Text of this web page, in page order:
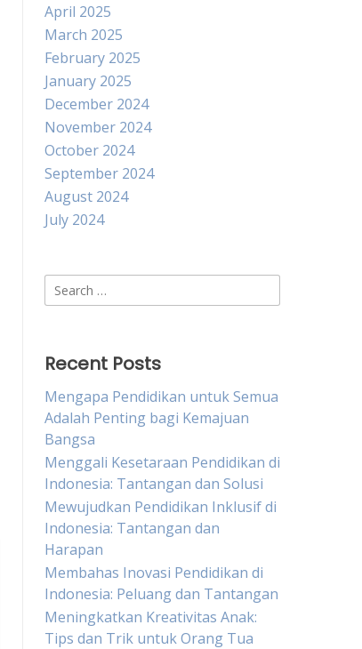
April 2025
March 2025
February 2025
January 2025
December 2024
November 2024
October 2024
September 2024
August 2024
July 2024
Search
for:
Recent Posts
Mengapa Pendidikan untuk Semua
Adalah Penting bagi Kemajuan
Bangsa
Menggali Kesetaraan Pendidikan di
Indonesia: Tantangan dan Solusi
Mewujudkan Pendidikan Inklusif di
Indonesia: Tantangan dan
Harapan
Membahas Inovasi Pendidikan di
Indonesia: Peluang dan Tantangan
Meningkatkan Kreativitas Anak:
Tips dan Trik untuk Orang Tua